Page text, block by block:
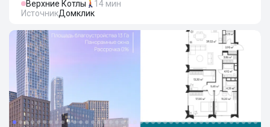
Верхние Котлы
14 мин
ИсточникДомклик